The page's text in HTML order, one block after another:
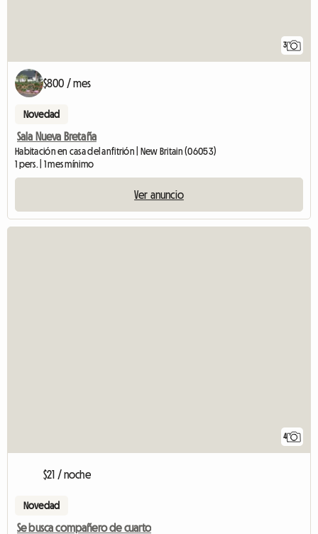
3
$800 / mes
Novedad
Sala Nueva Bretaña
Habitación en casa del anfitrión | New Britain (06053)
1 pers. | 1 mes mínimo
Ver anuncio
4
$21 / noche
Novedad
Se busca compañero de cuarto